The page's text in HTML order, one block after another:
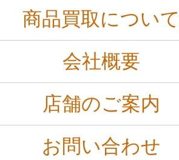
商品買取につい
会社概要
店舗のご案内
お問い合わせ